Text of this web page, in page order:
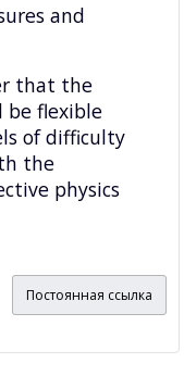
and
that the
be flexible
of difficulty
the
physics
Постоянная ссылка